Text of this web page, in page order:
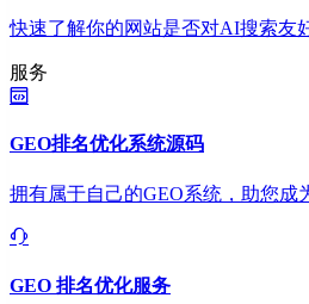
快速了解你的网站是否对AI搜索友
服务
GEO排名优化系统源码
拥有属于自己的GEO系统，助您成
GEO 排名优化服务